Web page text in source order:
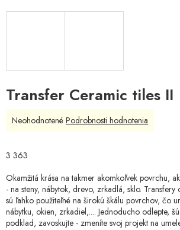
Transfer Ceramic tiles II
3 363
Okamžitá krása na takmer akomkoľvek povrchu,
- na steny, nábytok, drevo, zrkadlá, sklo.
sú ľahko použiteľné na širokú škálu povrchov, čo
nábytku, okien, zrkadiel,.... Jednoducho odlepte,
podklad, zavoskujte - zmeníte svoj projekt na
Priemerné
je
z
5
hviezdičiek.
Neohodnotené Podrobnosti hodnotenia